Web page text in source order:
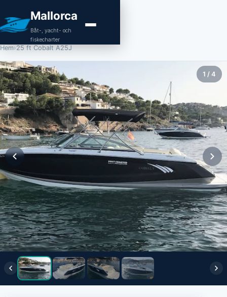
Mallorca
Båt-, yacht- och
fiskecharter
Hem›25 ft Cobalt A25J
1 /4